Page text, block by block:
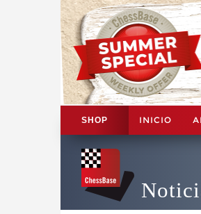
SHOP INICIO